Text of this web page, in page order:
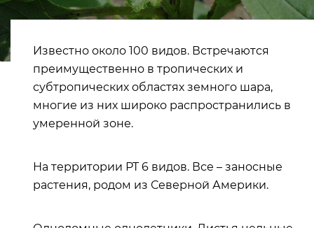
Известно около 100 видов. Встречаются
преимущественно в тропических и
субтропических областях земного шара,
многие из них широко распространились в
умеренной зоне.
На территории РТ 6 видов. Все – заносные
растения, родом из Северной Америки.